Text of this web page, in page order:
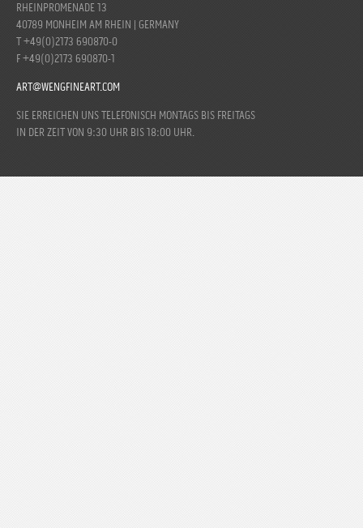
RHEINPROMENADE 13
40789 MONHEIM AM RHEIN | GERMANY
T +49(0)2173 690870-0
F +49(0)2173 690870-1
ART@WENGFINEART.COM
SIE ERREICHEN UNS TELEFONISCH MONTAGS BIS FREITAGS
IN DER ZEIT VON 9:30 UHR BIS 18:00 UHR.